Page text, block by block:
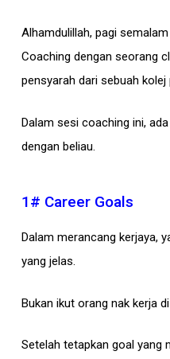
Alhamdulillah, pagi
Coaching dengan seorang
pensyarah dari sebuah kolej
Dalam sesi coaching ini,
dengan beliau.
1# Career Goals
Dalam merancang kerjaya,
yang jelas.
Bukan ikut orang nak kerja
Setelah tetapkan goal yang